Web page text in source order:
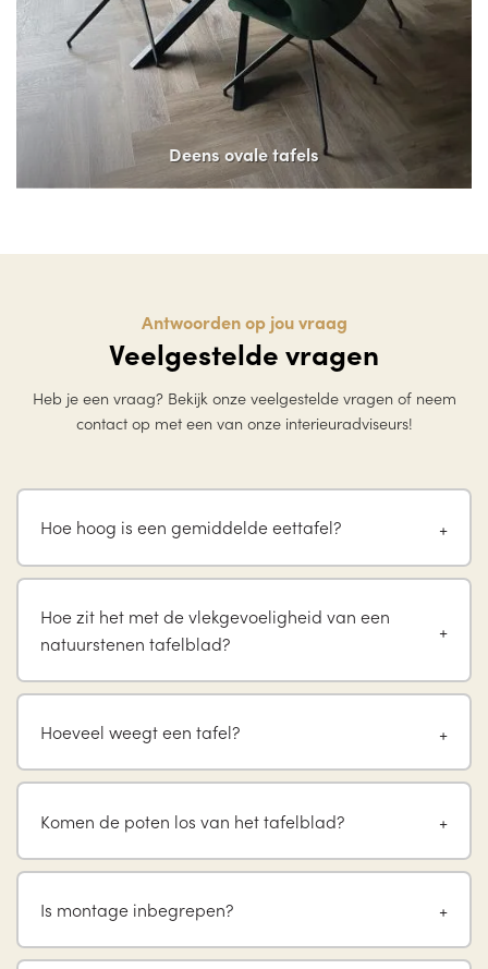
Deens ovale tafels
Antwoorden op jou vraag
Veelgestelde vragen
Heb je een vraag? Bekijk onze veelgestelde vragen of neem
contact op met een van onze interieuradviseurs!
Hoe hoog is een gemiddelde eettafel?
Hoe zit het met de vlekgevoeligheid van een
natuurstenen tafelblad?
Hoeveel weegt een tafel?
Komen de poten los van het tafelblad?
Is montage inbegrepen?